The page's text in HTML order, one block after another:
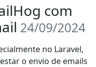
com
24/09/2024
no Laravel,
o envio de emails